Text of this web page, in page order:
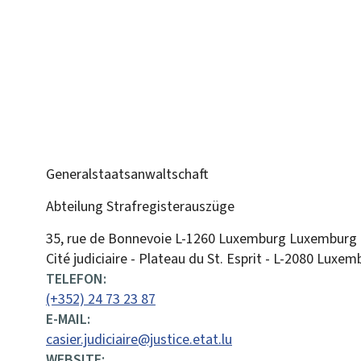
Generalstaatsanwaltschaft
Abteilung Strafregisterauszüge
ADRESSE:
35, rue de Bonnevoie L-1260 Luxemburg Luxemburg
Cité judiciaire - Plateau du St. Esprit - L-2080
TELEFON:
(+352) 24 73 23 87
E-MAIL:
casier.judiciaire@justice.etat.lu